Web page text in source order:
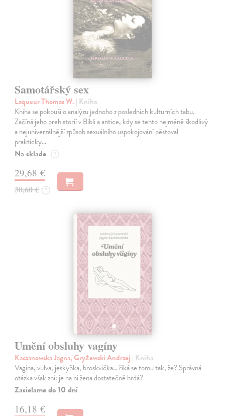
Samotářský sex
Laqueur Thomas W. | Kniha
Kniha se pokouší o analýzu jednoho z posledních kulturních tabu.
Začíná jeho prehistorií v Bibli a antice, kdy se tento nejméně škodlivý
a nejuniverzálnější způsob sexuálního uspokojování pěstoval
prakticky…
Na sklade ?
29,68 €
30,60 € ?
Umění obsluhy vagíny
Kaczanowska Jagna, Gryżewski Andrzej | Kniha
Vagína, vulva, jeskyňka, broskvička... říká se tomu tak, že? Správná
otázka však zní: je na ni žena dostatečně hrdá?
Zasielame do 10 dní
16,18 €